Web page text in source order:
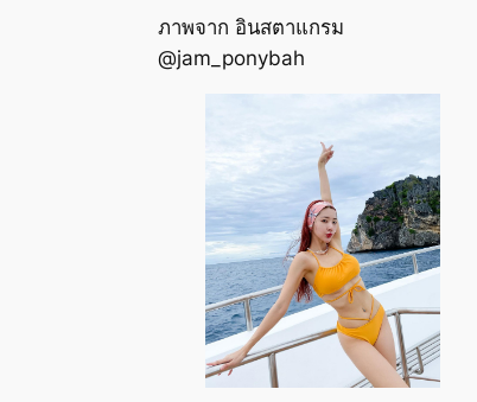
ภาพจาก อินสตาแกรม
@jam_ponybah